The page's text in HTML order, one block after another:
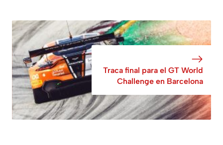
Traca final para el GT World
Challenge en Barcelona